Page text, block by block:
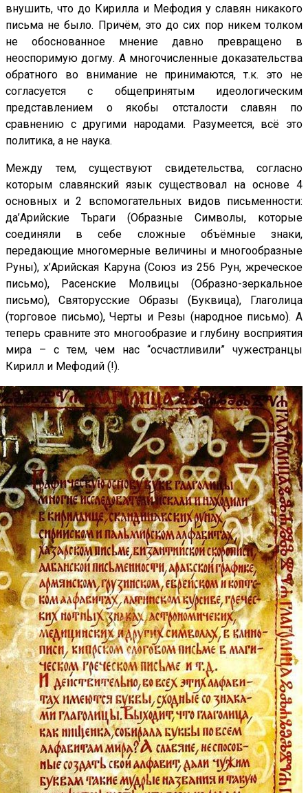
внушить, что до Кирилла и Мефодия у славян никакого
письма не было. Причём, это до сих пор никем толком
не обоснованное мнение давно превращено в
неоспоримую догму. А многочисленные доказательства
обратного во внимание не принимаются, т.к. это не
согласуется с общепринятым идеологическим
представлением о якобы отсталости славян по
сравнению с другими народами. Разумеется, всё это
политика, а не наука.
Между тем, существуют свидетельства, согласно
которым славянский язык существовал на основе 4
основных и 2 вспомогательных видов письменности:
да’Арийские Тьраги (Образные Символы, которые
соединяли в себе сложные объёмные знаки,
передающие многомерные величины и многообразные
Руны), х’Арийская Каруна (Союз из 256 Рун, жреческое
письмо), Расенские Молвицы (Образно-зеркальное
письмо), Святорусские Образы (Буквица), Глаголица
(торговое письмо), Черты и Резы (народное письмо). А
теперь сравните это многообразие и глубину восприятия
мира – с тем, чем нас “осчастливили” чужестранцы
Кирилл и Мефодий (!).